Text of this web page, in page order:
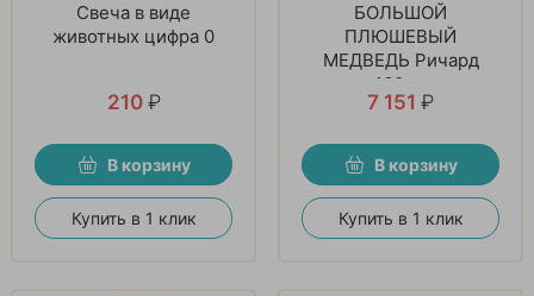
Свеча в виде
животных цифра 0
210 ₽
В корзину
Купить в 1 клик
БОЛЬШОЙ
ПЛЮШЕВЫЙ
МЕДВЕДЬ Ричард
160см
7 151 ₽
В корзину
Купить в 1 клик